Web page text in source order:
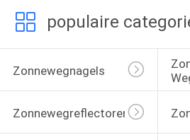
populaire
Zonnewegnagels
Zonnewegreflectoren